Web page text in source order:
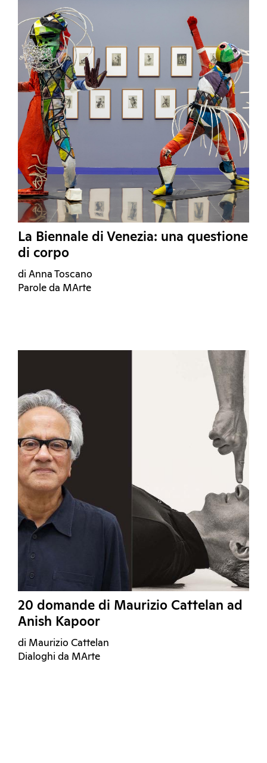
La Biennale di Venezia: una questione
di corpo
di Anna Toscano
Parole da MArte
20 domande di Maurizio Cattelan ad
Anish Kapoor
di Maurizio Cattelan
Dialoghi da MArte